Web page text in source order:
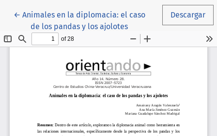
← Volver a los detalles del artículo
Animales en la diplomacia: el caso
de los pandas y los ajolotes
Descargar